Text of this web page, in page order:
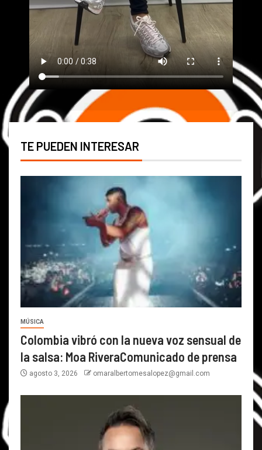
TE PUEDEN INTERESAR
MÚSICA
Colombia vibró con la nueva voz sensual de
la salsa: Moa RiveraComunicado de prensa
agosto 3, 2026 omaralbertomesalopez@gmail.com